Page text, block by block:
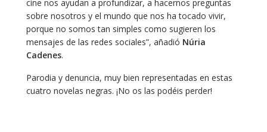
cine nos ayudan a profundizar, a hacernos preguntas
sobre nosotros y el mundo que nos ha tocado vivir,
porque no somos tan simples como sugieren los
mensajes de las redes sociales”, añadió Núria
Cadenes.
Parodia y denuncia, muy bien representadas en estas
cuatro novelas negras. ¡No os las podéis perder!